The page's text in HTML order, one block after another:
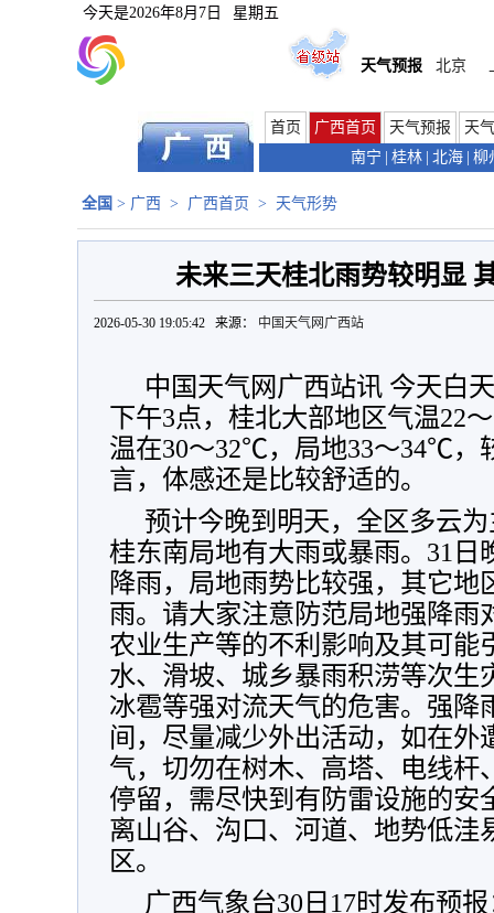
今天是2026年8月7日 星期五
天气预报 北京
首页 广西首页 天气预报
天
南宁
桂林 北海 柳
全国 > 广西 > 广西首页 > 天气形势
未来三天桂北雨势较明显
2026-05-30 19:05:42 来源： 中国天气网广西站
中国天气网广西站讯 今天白
下午3点，桂北大部地区气温22
温在30～32℃，局地33～34℃，
言，体感还是比较舒适的。
预计今晚到明天，全区多云
桂东南局地有大雨或暴雨。31日
降雨，局地雨势比较强，其它地
雨。请大家注意防范局地强降雨
农业生产等的不利影响及其可能
水、滑坡、城乡暴雨积涝等次生
冰雹等强对流天气的危害。强降
间，尽量减少外出活动，如在外
气，切勿在树木、高塔、电线杆
停留，需尽快到有防雷设施的安
离山谷、沟口、河道、地势低洼
区。
广西气象台30日17时发布预